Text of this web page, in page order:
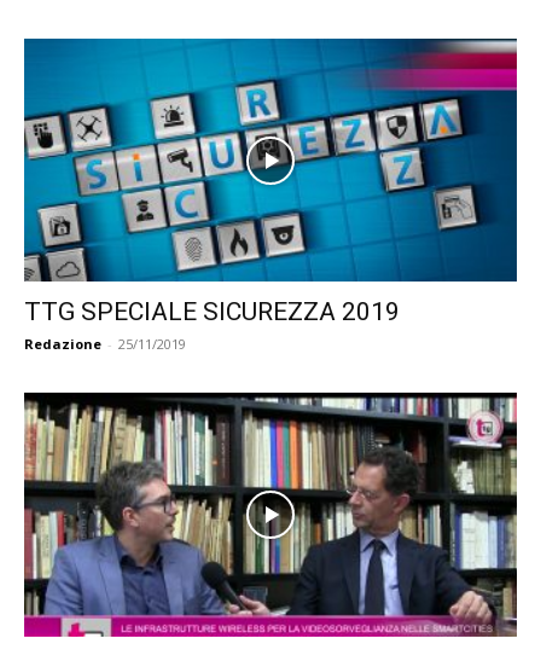
TTG SPECIALE SICUREZZA 2019
Redazione - 25/11/2019